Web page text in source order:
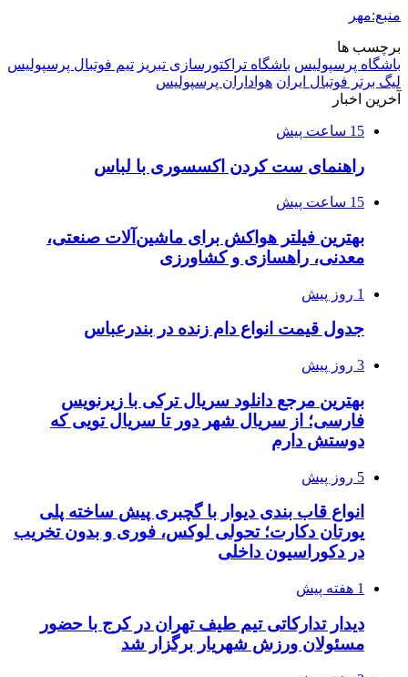
منبع:مهر
برچسب ها
باشگاه پرسپولیس باشگاه تراکتورسازی تبریز تیم فوتبال پرسپولیس
لیگ برتر فوتبال ایران هواداران پرسپولیس
آخرین اخبار
15 ساعت پیش
راهنمای ست کردن اکسسوری با لباس
15 ساعت پیش
بهترین فیلتر هواکش برای ماشین‌آلات صنعتی،
معدنی، راهسازی و کشاورزی
1 روز پیش
جدول قیمت انواع دام زنده در بندرعباس
3 روز پیش
بهترین مرجع دانلود سریال ترکی با زیرنویس
فارسی؛ از سریال شهر دور تا سریال تویی که
دوستش دارم
5 روز پیش
انواع قاب بندی دیوار با گچبری پیش ساخته پلی
یورتان دکارت؛ تحولی لوکس، فوری و بدون تخریب
در دکوراسیون داخلی
1 هفته پیش
دیدار تدارکاتی تیم طیف تهران در کرج با حضور
مسئولان ورزش شهریار برگزار شد